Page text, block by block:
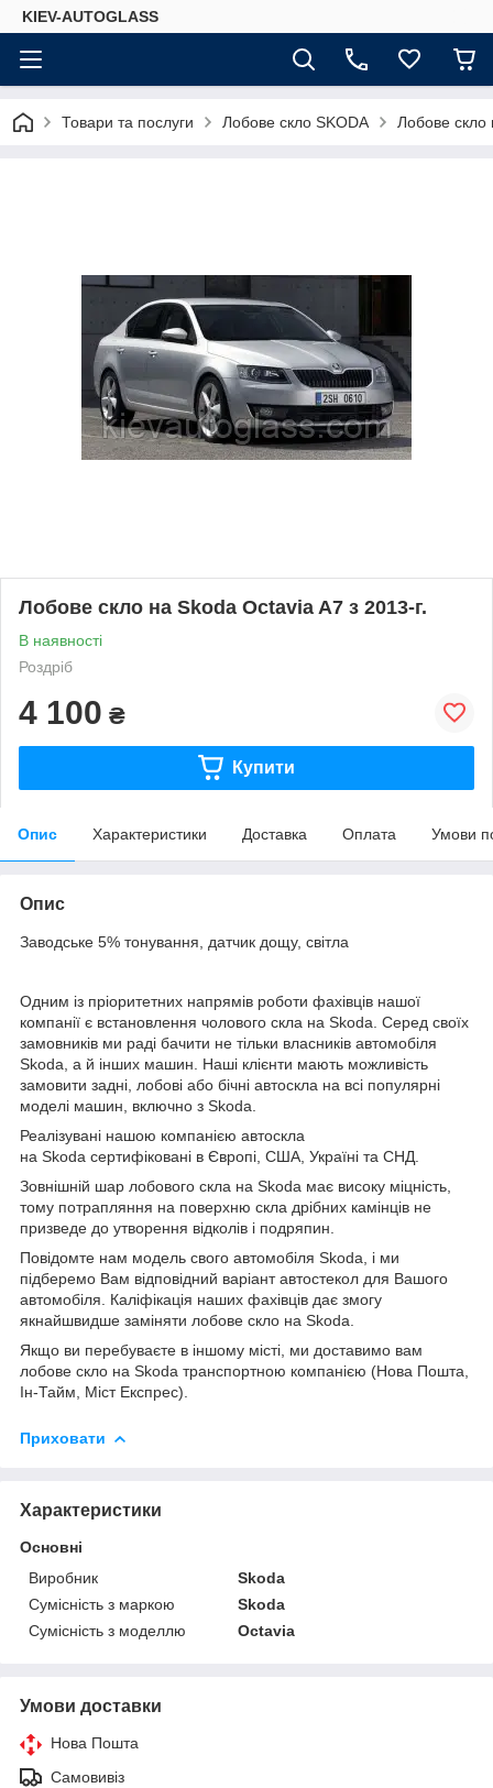
KIEV-AUTOGLASS
Товари та послуги Лобове скло SKODA Лобове скло
Лобове скло на Skoda Octavia A7 з 2013-г.
В наявності
Роздріб
4 100 ₴
Купити
Опис Характеристики Доставка Оплата Умови
Опис
Заводське 5% тонування, датчик дощу, світла
Одним із пріоритетних напрямів роботи фахівців нашої
компанії є встановлення чолового скла на Skoda. Серед своїх
замовників ми раді бачити не тільки власників автомобіля
Skoda, а й інших машин. Наші клієнти мають можливість
замовити задні, лобові або бічні автоскла на всі популярні
моделі машин, включно з Skoda.
Реалізувані нашою компанією автоскла
на Skoda сертифіковані в Європі, США, Україні та СНД.
Зовнішній шар лобового скла на Skoda має високу міцність,
тому потрапляння на поверхню скла дрібних камінців не
призведе до утворення відколів і подряпин.
Повідомте нам модель свого автомобіля Skoda, і ми
підберемо Вам відповідний варіант автостекол для Вашого
автомобіля. Каліфікація наших фахівців дає змогу
якнайшвидше заміняти лобове скло на Skoda.
Якщо ви перебуваєте в іншому місті, ми доставимо вам
лобове скло на Skoda транспортною компанією (Нова Пошта,
Ін-Тайм, Міст Експрес).
Приховати
Характеристики
Основні
Виробник
Skoda
Сумісність з маркою
Skoda
Сумісність з моделлю
Octavia
Умови доставки
Нова Пошта
Самовивіз